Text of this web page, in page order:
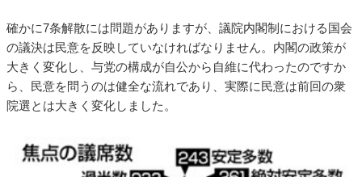
確かに7条解散には問題がありますが、議院内閣制における国会
の議決は民意を反映していなければなりません。内閣の政策が
大きく変化し、与党の構成が自公から自維に代わったのですか
ら、民意を問うのは健全な流れであり、実際に民意は前回の衆
院選とは大きく変化しました。